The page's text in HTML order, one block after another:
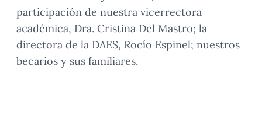
participación de nuestra vicerrectora
académica, Dra. Cristina Del Mastro; la
directora de la DAES, Rocío Espinel; nuestros
becarios y sus familiares.